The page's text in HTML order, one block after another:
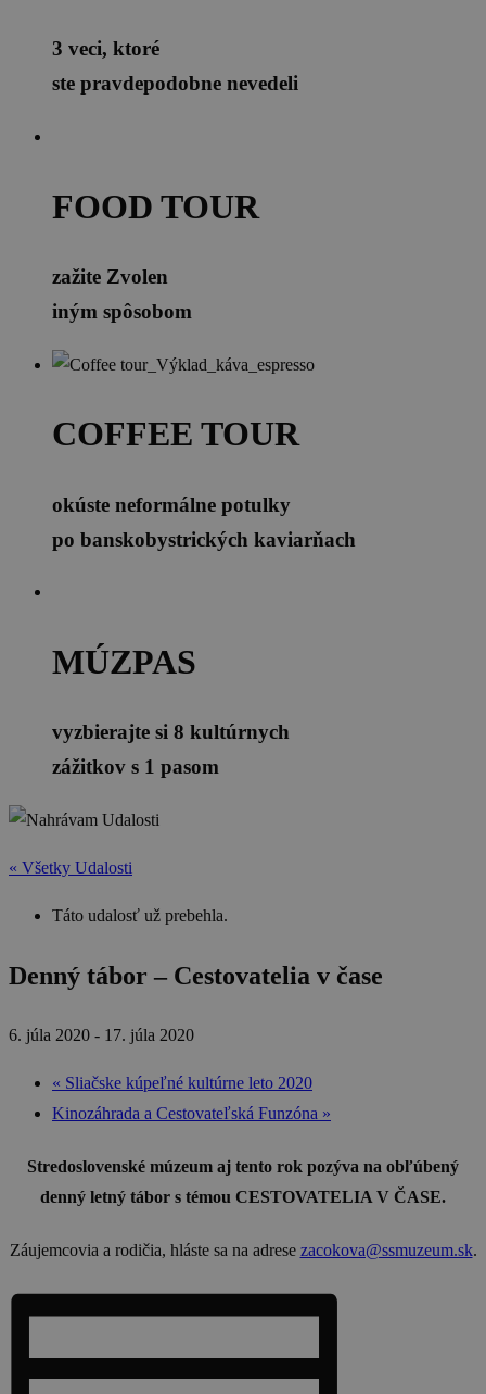
3 veci, ktoré
ste pravdepodobne nevedeli
FOOD TOUR
zažite Zvolen
iným spôsobom
COFFEE TOUR
okúste neformálne potulky
po banskobystrických kaviarňach
MÚZPAS
vyzbierajte si 8 kultúrnych
zážitkov s 1 pasom
« Všetky Udalosti
Táto udalosť už prebehla.
Denný tábor – Cestovatelia v čase
6. júla 2020 - 17. júla 2020
« Sliačske kúpeľné kultúrne leto 2020
Kinozáhrada a Cestovateľská Funzóna »
Stredoslovenské múzeum aj tento rok pozýva na obľúbený
denný letný tábor s témou CESTOVATELIA V ČASE.
Záujemcovia a rodičia, hláste sa na adrese zacokova@ssmuzeum.sk.